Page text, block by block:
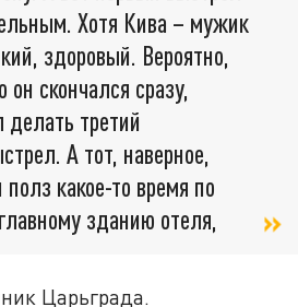
Хотя Кива – мужик
здоровый. Вероятно,
он скончался сразу,
делать третий
А тот, наверное,
какое-то время по
зданию отеля,
Царьграда.